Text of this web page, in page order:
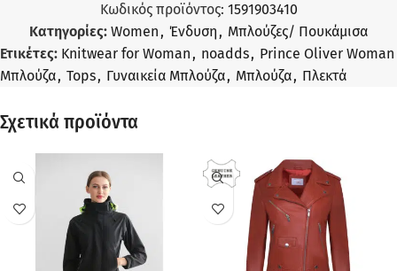
Κωδικός προϊόντος: 1591903410
Κατηγορίες: Women, Ένδυση, Μπλούζες/ Πουκάμισα
Ετικέτες: Knitwear for Woman, noadds, Prince Oliver Woman
Μπλούζα, Tops, Γυναικεία Μπλούζα, Μπλούζα, Πλεκτά
Σχετικά προϊόντα
ΠΡΟΣΦΟΡΆ